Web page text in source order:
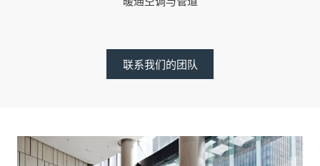
联系我们的团队